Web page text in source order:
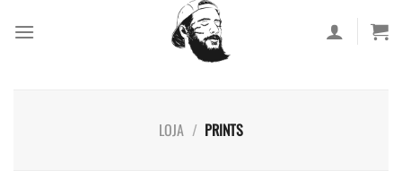
LOJA / PRINTS